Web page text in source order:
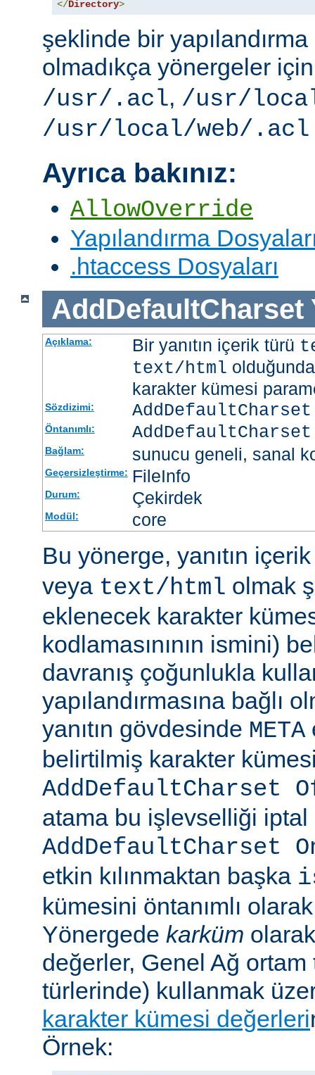
</Directory>
şeklinde bir
olmadıkça yönergeler
/usr/.acl, /usr/
/usr/local/web/.acl
Ayrıca bakınız:
AllowOverride
Yapılandırma
.htaccess Dosyaları
AddDefaultCharset
Açıklama: Bir yanıtın içerik türü
text/html
karakter kümesi
Sözdizimi:
Öntanımlı:
Bağlam: sunucu geneli, sanal
Geçersizleştirme: FileInfo
Durum: Çekirdek
Modül: core
Bu yönerge, yanıtın
veya text/html olmak
eklenecek karakter
kodlamasınının ismini)
davranış çoğunlukla
yapılandırmasına bağlı
yanıtın gövdesinde META
belirtilmiş karakter
AddDefaultCharset
atama bu işlevselliği iptal
AddDefaultCharset
etkin kılınmaktan başka
kümesini öntanımlı
Yönergede karküm
değerler, Genel Ağ
türlerinde) kullanmak
karakter kümesi değerleri
Örnek: